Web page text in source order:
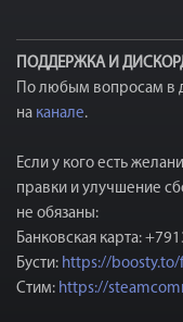
ПОДДЕРЖКА И
По любым вопросам в
на канале.
Если у кого есть
правки и улучшение
не обязаны:
Банковская карта:
Бусти: https://boosty.to/
Стим: https://